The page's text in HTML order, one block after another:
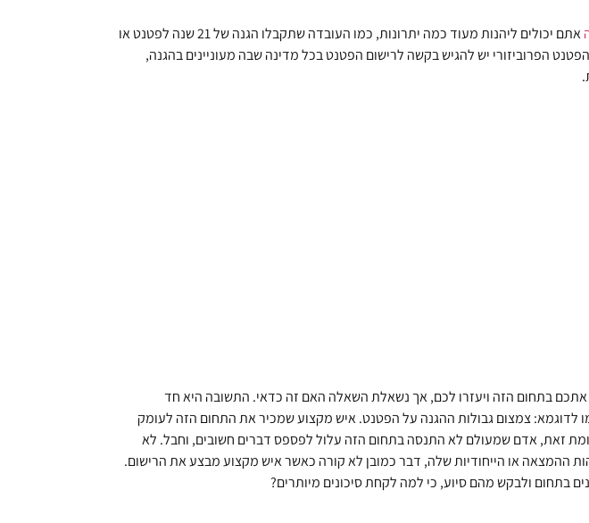
אתם יכולים ליהנות מעוד כמה יתרונות, כמו העובדה שתקבלו הגנה של 21 שנה לפטנט או
הפרוביזורי יש להגיש בקשה לרישום הפטנט בכל מדינה שבה מעוניינים בהגנה,
אתכם בתחום הזה ויעזרו לכם, אך נשאלת השאלה האם זה כדאי. התשובה היא חד
צמצום גבולות ההגנה על הפטנט. איש מקצוע שמכיר את התחום הזה לעומק
זאת, אדם שמעולם לא התנסה בתחום הזה עלול לפספס דברים חשובים, וחבל. לא
או הייחודיות שלה, דבר כמובן לא קורה כאשר איש מקצוע מבצע את הרישום.
בתחום ולבקש מהם סיוע, כי למה לקחת סיכונים מיותרים?